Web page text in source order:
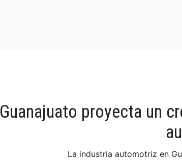
Guanajuato proyecta un
La industria automotriz en